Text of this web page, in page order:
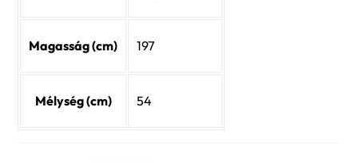
Magasság (cm) 197
Mélység (cm) 54